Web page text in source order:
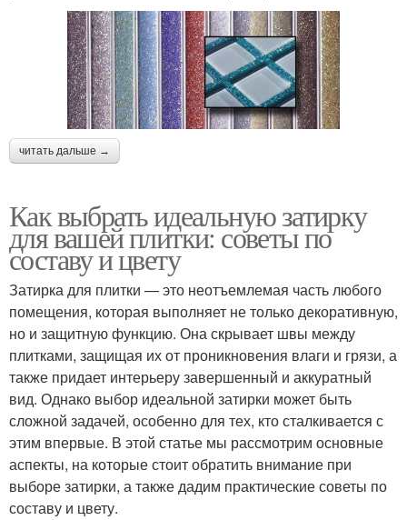
читать дальше →
Как выбрать идеальную затирку
для вашей плитки: советы по
составу и цвету
Затирка для плитки — это неотъемлемая часть любого
помещения, которая выполняет не только декоративную,
но и защитную функцию. Она скрывает швы между
плитками, защищая их от проникновения влаги и грязи, а
также придает интерьеру завершенный и аккуратный
вид. Однако выбор идеальной затирки может быть
сложной задачей, особенно для тех, кто сталкивается с
этим впервые. В этой статье мы рассмотрим основные
аспекты, на которые стоит обратить внимание при
выборе затирки, а также дадим практические советы по
составу и цвету.